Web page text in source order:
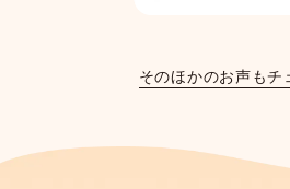
そのほかのお声もチ